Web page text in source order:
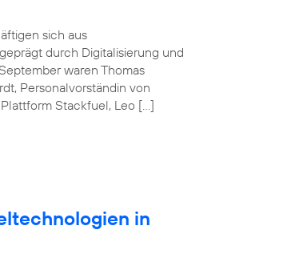
sich aus
durch Digitalisierung und
waren Thomas
Personalvorständin von
Stackfuel, Leo […]
in